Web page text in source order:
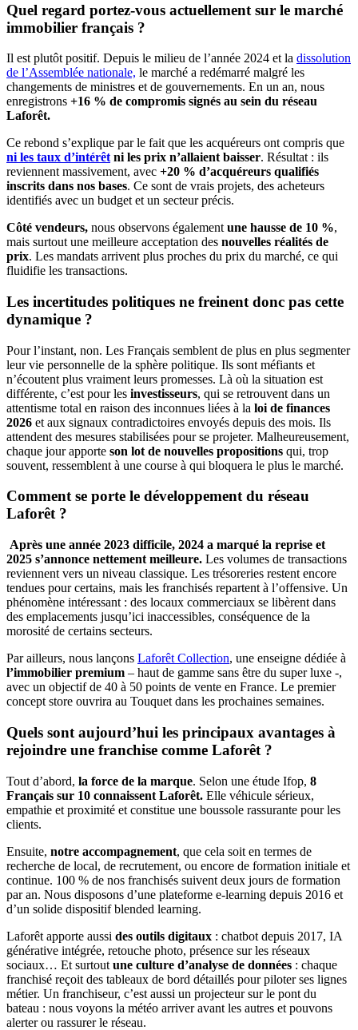
Quel regard portez-vous actuellement sur le marché
immobilier français ?
Il est plutôt positif. Depuis le milieu de l’année 2024 et la dissolution
de l’Assemblée nationale, le marché a redémarré malgré les
changements de ministres et de gouvernements. En un an, nous
enregistrons +16 % de compromis signés au sein du réseau
Laforêt.
Ce rebond s’explique par le fait que les acquéreurs ont compris que
ni les taux d’intérêt ni les prix n’allaient baisser. Résultat : ils
reviennent massivement, avec +20 % d’acquéreurs qualifiés
inscrits dans nos bases. Ce sont de vrais projets, des acheteurs
identifiés avec un budget et un secteur précis.
Côté vendeurs, nous observons également une hausse de 10 %,
mais surtout une meilleure acceptation des nouvelles réalités de
prix. Les mandats arrivent plus proches du prix du marché, ce qui
fluidifie les transactions.
Les incertitudes politiques ne freinent donc pas cette
dynamique ?
Pour l’instant, non. Les Français semblent de plus en plus segmenter
leur vie personnelle de la sphère politique. Ils sont méfiants et
n’écoutent plus vraiment leurs promesses. Là où la situation est
différente, c’est pour les investisseurs, qui se retrouvent dans un
attentisme total en raison des inconnues liées à la loi de finances
2026 et aux signaux contradictoires envoyés depuis des mois. Ils
attendent des mesures stabilisées pour se projeter. Malheureusement,
chaque jour apporte son lot de nouvelles propositions qui, trop
souvent, ressemblent à une course à qui bloquera le plus le marché.
Comment se porte le développement du réseau
Laforêt ?
Après une année 2023 difficile, 2024 a marqué la reprise et
2025 s’annonce nettement meilleure. Les volumes de transactions
reviennent vers un niveau classique. Les trésoreries restent encore
tendues pour certains, mais les franchisés repartent à l’offensive. Un
phénomène intéressant : des locaux commerciaux se libèrent dans
des emplacements jusqu’ici inaccessibles, conséquence de la
morosité de certains secteurs.
Par ailleurs, nous lançons Laforêt Collection, une enseigne dédiée à
l’immobilier premium – haut de gamme sans être du super luxe -,
avec un objectif de 40 à 50 points de vente en France. Le premier
concept store ouvrira au Touquet dans les prochaines semaines.
Quels sont aujourd’hui les principaux avantages à
rejoindre une franchise comme Laforêt ?
Tout d’abord, la force de la marque. Selon une étude Ifop, 8
Français sur 10 connaissent Laforêt. Elle véhicule sérieux,
empathie et proximité et constitue une boussole rassurante pour les
clients.
Ensuite, notre accompagnement, que cela soit en termes de
recherche de local, de recrutement, ou encore de formation initiale et
continue. 100 % de nos franchisés suivent deux jours de formation
par an. Nous disposons d’une plateforme e-learning depuis 2016 et
d’un solide dispositif blended learning.
Laforêt apporte aussi des outils digitaux : chatbot depuis 2017, IA
générative intégrée, retouche photo, présence sur les réseaux
sociaux… Et surtout une culture d’analyse de données : chaque
franchisé reçoit des tableaux de bord détaillés pour piloter ses lignes
métier. Un franchiseur, c’est aussi un projecteur sur le pont du
bateau : nous voyons la météo arriver avant les autres et pouvons
alerter ou rassurer le réseau.